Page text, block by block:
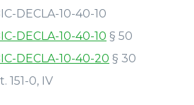
DECLA-10-40-10
DECLA-10-40-10 § 50
DECLA-10-40-20 § 30
151-0, IV